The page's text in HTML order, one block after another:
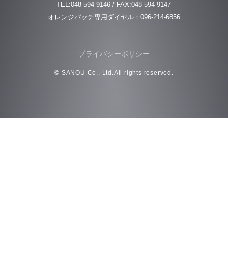
TEL:048-594-9146 / FAX:048-594-9147
オレンジパッチ専用ダイヤル：096-214-6856
プライバシーポリシー
© SANOU Co., Ltd.All rights reserved.